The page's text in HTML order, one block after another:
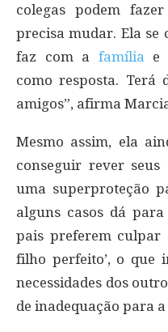
colegas podem
precisa mudar. Ela se
faz com a família e
como resposta.
amigos”, afirma
Mesmo assim, ela
conseguir rever seus
uma superproteção
alguns casos dá
pais preferem culpar
filho perfeito’, o que
necessidades dos
de inadequação para